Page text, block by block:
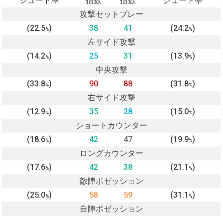
攻撃セットプレー
(22.5%) 38 41 (24.2%)
左サイド攻撃
(14.2%) 25 31 (13.9%)
中央攻撃
(33.8%) 90 88 (31.8%)
右サイド攻撃
(12.9%) 35 28 (15.0%)
ショートカウンター
(18.6%) 42 47 (19.9%)
ロングカウンター
(17.6%) 42 38 (21.1%)
敵陣ポゼッション
(25.0%) 58 59 (31.1%)
自陣ポゼッション